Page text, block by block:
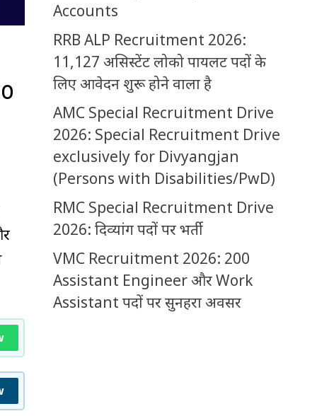
Accounts
RRB ALP Recruitment 2026:
11,127 असिस्टेंट लोको पायलट पदों के
लिए आवेदन शुरू होने वाला है
AMC Special Recruitment Drive
2026: Special Recruitment Drive
exclusively for Divyangjan
(Persons with Disabilities/PwD)
RMC Special Recruitment Drive
2026: दिव्यांग पदों पर भर्ती
VMC Recruitment 2026: 200
Assistant Engineer और Work
Assistant पदों पर सुनहरा अवसर